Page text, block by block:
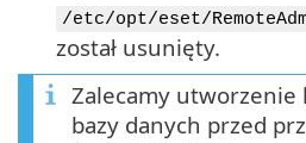
/etc/opt/eset/
został usunięty.
Zalecamy utworzenie
bazy danych przed